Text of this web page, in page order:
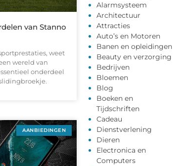
van Stanno
weet
wereld van
onderdeel
AANBIEDINGEN
Alarmsysteem
Architectuur
Attracties
Auto’s en Motoren
Banen en opleidingen
Beauty en verzorging
Bedrijven
Bloemen
Blog
Boeken en
Tijdschriften
Cadeau
Dienstverlening
Dieren
Electronica en
Computers